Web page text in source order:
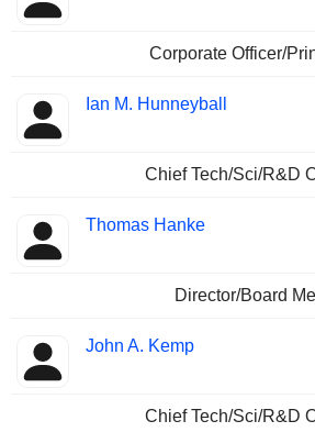
Corporate Officer/
Ian M. Hunneyball
Chief Tech/Sci/R&D
Thomas Hanke
Director/Board
John A. Kemp
Chief Tech/Sci/R&D